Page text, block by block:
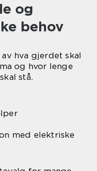
og
behov
hva gjerdet skal
og hvor lenge
stå.
med elektriske